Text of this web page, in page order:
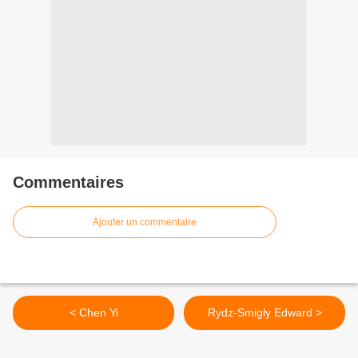
Commentaires
Ajouter un commentaire
< Chen Yi Rydz-Smigły Edward >